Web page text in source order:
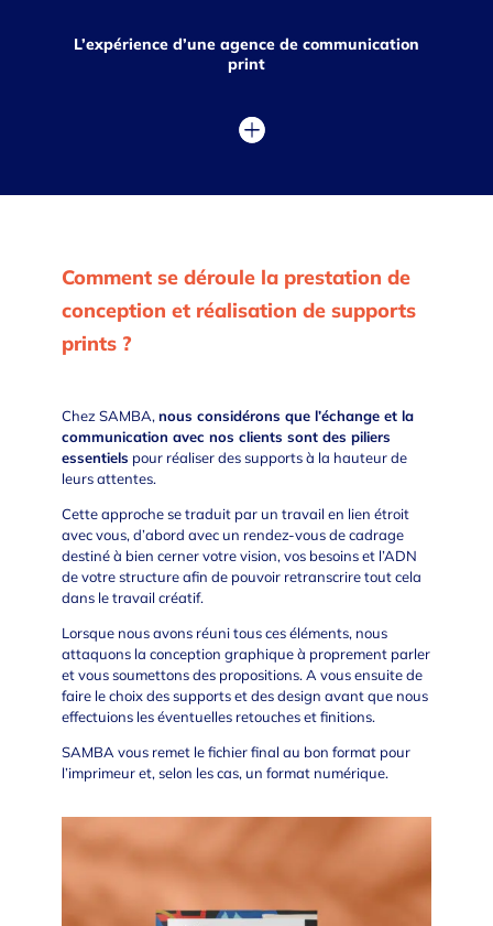
L’expérience d’une agence de communication
print
Comment se déroule la prestation de
conception et réalisation de supports
prints ?
Chez SAMBA,nous considérons que l’échange et la
communication avec nos clients sont des piliers
essentiels pour réaliser des supports à la hauteur de
leurs attentes.
Cette approche se traduit par un travail en lien étroit
avec vous, d’abord avec un rendez-vous de cadrage
destiné à bien cerner votre vision, vos besoins et l’ADN
de votre structure afin de pouvoir retranscrire tout cela
dans le travail créatif.
Lorsque nous avons réuni tous ces éléments, nous
attaquons la conception graphique à proprement parler
et vous soumettons des propositions. A vous ensuite de
faire le choix des supports et des design avant que nous
effectuions les éventuelles retouches et finitions.
SAMBA vous remet le fichier final au bon format pour
l’imprimeur et, selon les cas, un format numérique.